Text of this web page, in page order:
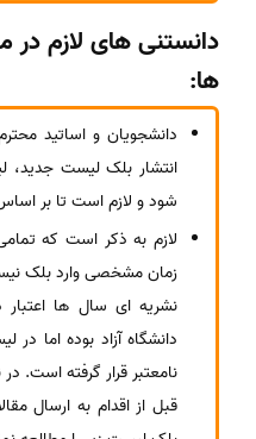
دانستنی های لازم در
ها:
دانشجویان و اساتید
انتشار بلک لیست
شود و لازم است تا بر
لازم به ذکر است که
زمان مشخصی وارد بلک
نشریه ای سال ها اعتبار
دانشگاه آزاد بوده اما
نامعتبر قرار گرفته است.
قبل از اقدام به ارسال